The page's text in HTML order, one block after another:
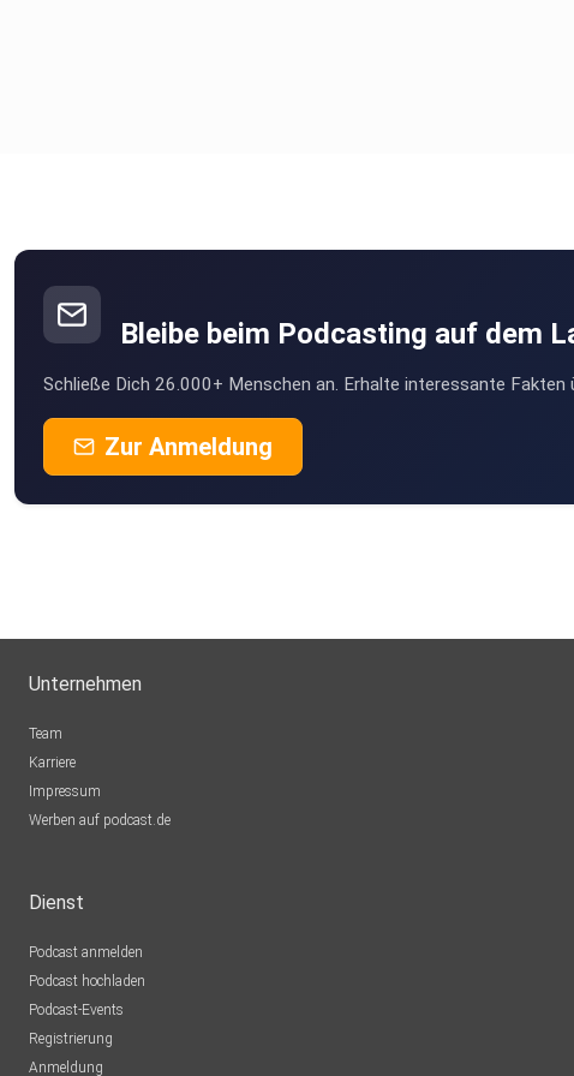
Bleibe beim Podcasting auf dem
Schließe Dich 26.000+ Menschen an. Erhalte interessante
Zur Anmeldung
Unternehmen
Team
Karriere
Impressum
Werben auf podcast.de
Dienst
Podcast anmelden
Podcast hochladen
Podcast-Events
Registrierung
Anmeldung